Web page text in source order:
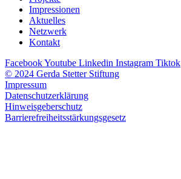
Impressionen
Aktuelles
Netzwerk
Kontakt
FacebookYoutube Linkedin Instagram Tiktok
© 2024 Gerda Stetter Stiftung
Impressum
Datenschutzerklärung
Hinweisgeberschutz
Barrierefreiheitsstärkungsgesetz